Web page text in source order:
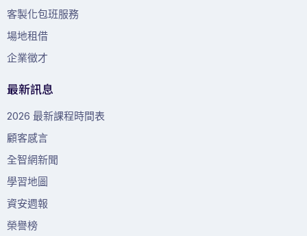
客製化包班服務
場地租借
企業徵才
最新訊息
2026 最新課程時間表
顧客感言
全智網新聞
學習地圖
資安週報
榮譽榜